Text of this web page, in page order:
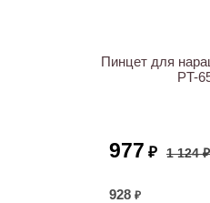
Пинцет для
PT-
977 ₽ 1 124 ₽
928 ₽